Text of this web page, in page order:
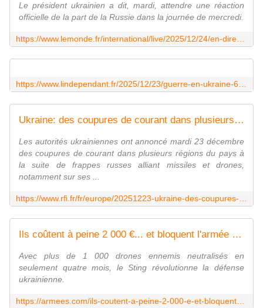
Le président ukrainien a dit, mardi, attendre une réaction
officielle de la part de la Russie dans la journée de mercredi.
Ukraine: des coupures de courant dans plusieurs régions après des frappes russes
Les autorités ukrainiennes ont annoncé mardi 23 décembre
des coupures de courant dans plusieurs régions du pays à
la suite de frappes russes alliant missiles et drones,
notamment sur ses ...
Ils coûtent à peine 2 000 €... et bloquent l'armée russe : ces drones qui changent la guerre
Avec plus de 1 000 drones ennemis neutralisés en
seulement quatre mois, le Sting révolutionne la défense
ukrainienne.